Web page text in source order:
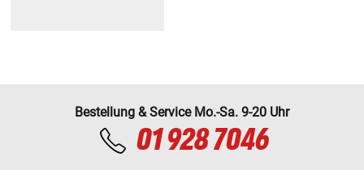
Bestellung & Service Mo.-Sa. 9-20 Uhr
01 928 7046